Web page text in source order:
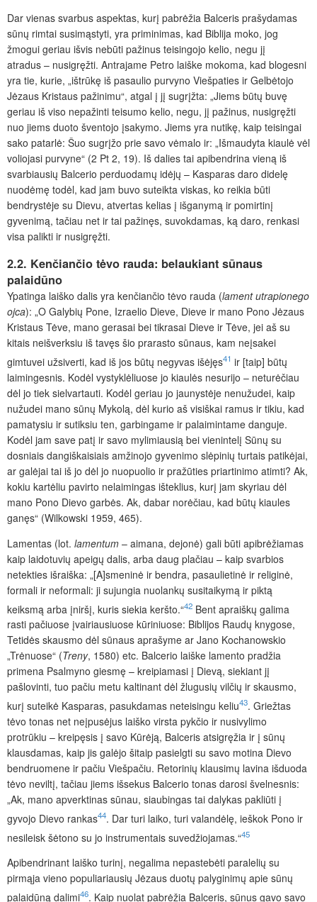
Dar vienas svarbus aspektas, kurį pabrėžia Balceris prašydamas
sūnų rimtai susimąstyti, yra priminimas, kad Biblija moko, jog
žmogui geriau išvis nebūti pažinus teisingojo kelio, negu jį
atradus – nusigręžti. Antrajame Petro laiške mokoma, kad blogesni
yra tie, kurie, „ištrūkę iš pasaulio purvyno Viešpaties ir Gelbėtojo
Jėzaus Kristaus pažinimu“, atgal į jį sugrįžta: „Jiems būtų buvę
geriau iš viso nepažinti teisumo kelio, negu, jį pažinus, nusigręžti
nuo jiems duoto šventojo įsakymo. Jiems yra nutikę, kaip teisingai
sako patarlė: Šuo sugrįžo prie savo vėmalo ir: „Išmaudyta kiaulė vėl
voliojasi purvyne“ (2 Pt 2, 19). Iš dalies tai apibendrina vieną iš
svarbiausių Balcerio perduodamų idėjų – Kasparas daro didelę
nuodėmę todėl, kad jam buvo suteikta viskas, ko reikia būti
bendrystėje su Dievu, atvertas kelias į išganymą ir pomirtinį
gyvenimą, tačiau net ir tai pažinęs, suvokdamas, ką daro, renkasi
visa palikti ir nusigręžti.
2.2. Kenčiančio tėvo rauda: belaukiant sūnaus
palaidūno
Ypatinga laiško dalis yra kenčiančio tėvo rauda (lament utrapionego
ojca): „O Galybių Pone, Izraelio Dieve, Dieve ir mano Pono Jėzaus
Kristaus Tėve, mano gerasai bei tikrasai Dieve ir Tėve, jei aš su
kitais neišverksiu iš tavęs šio prarasto sūnaus, kam neįsakei
gimtuvei užsiverti, kad iš jos būtų negyvas išėjęs41 ir [taip] būtų
laimingesnis. Kodėl vystyklėliuose jo kiaulės nesurijo – neturėčiau
dėl jo tiek sielvartauti. Kodėl geriau jo jaunystėje nenužudei, kaip
nužudei mano sūnų Mykolą, dėl kurio aš visiškai ramus ir tikiu, kad
pamatysiu ir sutiksiu ten, garbingame ir palaimintame danguje.
Kodėl jam save patį ir savo mylimiausią bei vienintelį Sūnų su
dosniais dangiškaisiais amžinojo gyvenimo slėpinių turtais patikėjai,
ar galėjai tai iš jo dėl jo nuopuolio ir pražūties priartinimo atimti? Ak,
kokiu kartėliu pavirto nelaimingas išteklius, kurį jam skyriau dėl
mano Pono Dievo garbės. Ak, dabar norėčiau, kad būtų kiaules
ganęs“ (Wilkowski 1959, 465).
Lamentas (lot. lamentum – aimana, dejonė) gali būti apibrėžiamas
kaip laidotuvių apeigų dalis, arba daug plačiau – kaip svarbios
netekties išraiška: „[A]smeninė ir bendra, pasaulietinė ir religinė,
formali ir neformali: ji sujungia nuolankų susitaikymą ir piktą
keiksmą arba įniršį, kuris siekia keršto.“42 Bent apraiškų galima
rasti pačiuose įvairiausiuose kūriniuose: Biblijos Raudų knygose,
Tetidės skausmo dėl sūnaus aprašyme ar Jano Kochanowskio
„Trėnuose“ (Treny, 1580) etc. Balcerio laiške lamento pradžia
primena Psalmyno giesmę – kreipiamasi į Dievą, siekiant jį
pašlovinti, tuo pačiu metu kaltinant dėl žlugusių vilčių ir skausmo,
kurį suteikė Kasparas, pasukdamas neteisingu keliu43. Griežtas
tėvo tonas net neįpusėjus laiško virsta pykčio ir nusivylimo
protrūkiu – kreipęsis į savo Kūrėją, Balceris atsigręžia ir į sūnų
klausdamas, kaip jis galėjo šitaip pasielgti su savo motina Dievo
bendruomene ir pačiu Viešpačiu. Retorinių klausimų lavina išduoda
tėvo neviltį, tačiau jiems išsekus Balcerio tonas darosi švelnesnis:
„Ak, mano apverktinas sūnau, siaubingas tai dalykas pakliūti į
gyvojo Dievo rankas44. Dar turi laiko, turi valandėlę, ieškok Pono ir
nesileisk šėtono su jo instrumentais suvedžiojamas.“45
Apibendrinant laiško turinį, negalima nepastebėti paralelių su
pirmąja vieno populiariausių Jėzaus duotų palyginimų apie sūnų
palaidūną dalimi46. Kaip nuolat pabrėžia Balceris, sūnus gavo savo